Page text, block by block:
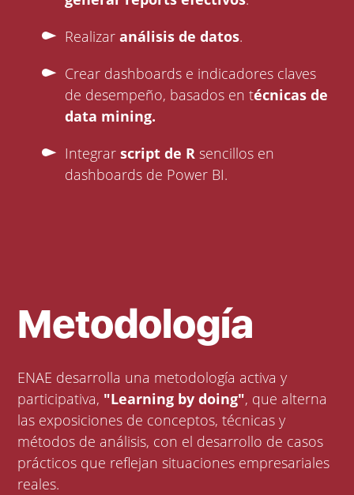
Realizaranálisis de datos.
Crear dashboards e indicadores claves
de desempeño, basados en técnicas de
data mining.
Integrarscript de Rsencillos en
dashboards de Power BI.
Metodología
ENAE desarrolla una metodología activa y
participativa, "Learning by doing", que alterna
las exposiciones de conceptos, técnicas y
métodos de análisis, con el desarrollo de casos
prácticos que reflejan situaciones empresariales
reales.